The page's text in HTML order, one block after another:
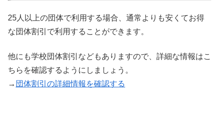
25人以上の団体で利用する場合、通常よりも安くてお得
な団体割引で利用することができます。
他にも学校団体割引などもありますので、詳細な情報はこ
ちらを確認するようにしましょう。
→ 団体割引の詳細情報を確認する